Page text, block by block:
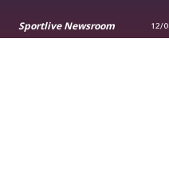
Sportlive Newsroom 12/